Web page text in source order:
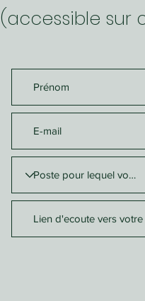
(accessible sur